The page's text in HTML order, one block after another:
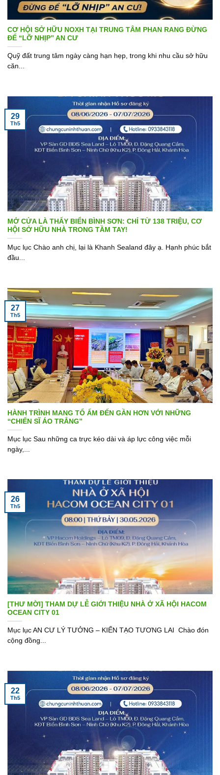
CƠ HỘI SỞ HỮU NOXH TẠI TRUNG TÂM PHAN RANG ĐỪNG
ĐỂ “LỠ NHỊP” AN CƯ
Quỹ đất trung tâm ngày càng hạn hẹp, trong khi nhu cầu sở hữu
căn...
MỞ CỬA LÀ THẤY BIỂN BÌNH SƠN: CHỈ TỪ 138 TRIỆU, CƠ
HỘI SỞ HỮU NHÀ TRONG TẦM TAY!
Mục lục Chào anh chị, lại là Khanh Sealand đây ạ. Hạnh phúc bắt
đầu...
29
Th5
HÀNH TRÌNH MANG TỔ ẤM ĐẾN GẦN HƠN VỚI NHỮNG
“CHIẾN SĨ ÁO TRẮNG”
Mục lục Sau những ca trực kéo dài và áp lực công việc mỗi
ngày,...
27
Th5
[THƯ MỜI] THAM DỰ LỄ GIỚI THIỆU NHÀ Ở XÃ HỘI HACOM
OCEAN CITY 01
Mục lục AN CƯ LÝ TƯỞNG – KIẾN TẠO TƯƠNG LAI Chào đón
cộng đồng...
26
Th5
22
Th5